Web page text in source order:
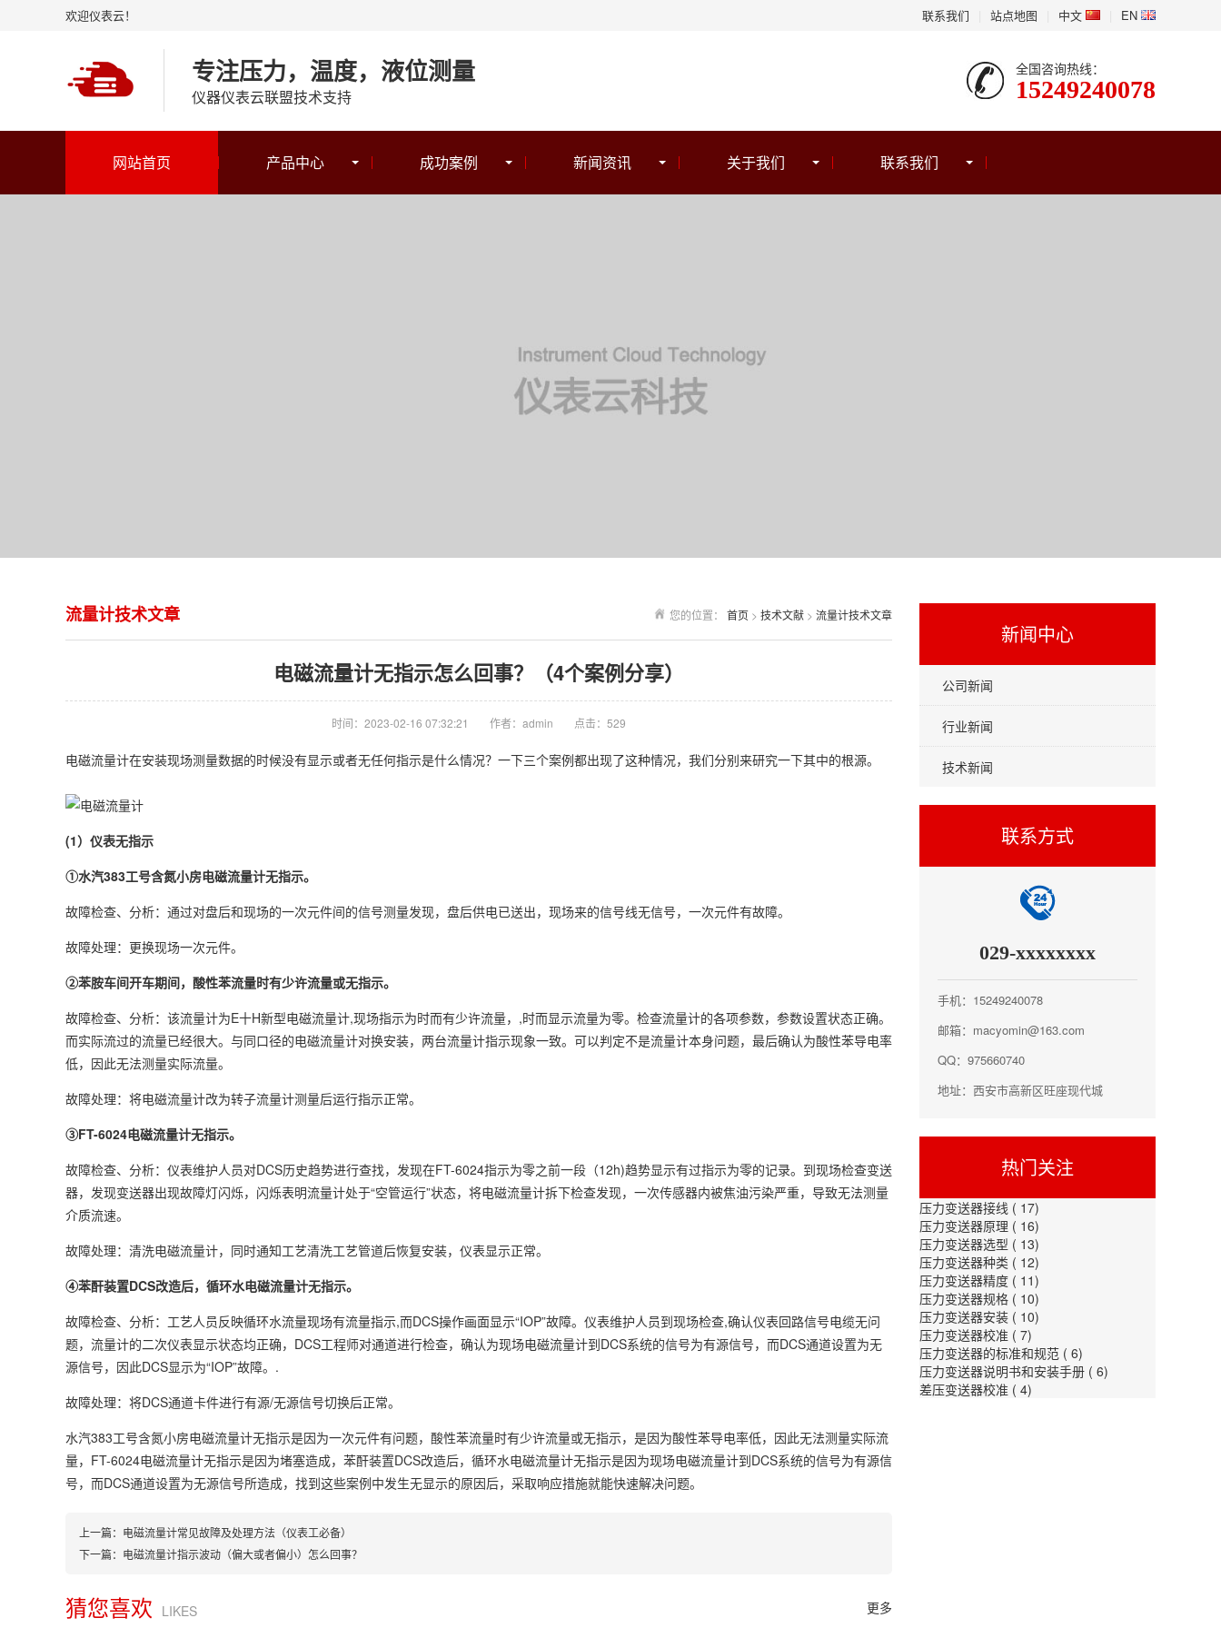
联系我们 站点地图 中文 EN
欢迎仪表云！
专注压力，温度，液位测量
仪器仪表云联盟技术支持
全国咨询热线：
15249240078
网站首页 产品中心 成功案例 新闻资讯 关于我们 联系我们
新闻中心
公司新闻
行业新闻
技术新闻
联系方式
029-xxxxxxxx
手机：15249240078
邮箱：macyomin@163.com
QQ：975660740
地址：西安市高新区旺座现代城
热门关注
压力变送器接线 ( 17)
压力变送器原理 ( 16)
压力变送器选型 ( 13)
压力变送器种类 ( 12)
压力变送器精度 ( 11)
压力变送器规格 ( 10)
压力变送器安装 ( 10)
压力变送器校准 ( 7)
压力变送器的标准和规范 ( 6)
压力变送器说明书和安装手册 ( 6)
差压变送器校准 ( 4)
您的位置： 首页 > 技术文献 > 流量计技术文章
流量计技术文章
电磁流量计无指示怎么回事？（4个案例分享）
时间：2023-02-16 07:32:21 作者：admin 点击： 529
电磁流量计在安装现场测量数据的时候没有显示或者无任何指示是什么情况？一下三个案例都出现了这种情况，我们分别来研究一下其中的根源。
(1）仪表无指示
①水汽383工号含氮小房电磁流量计无指示。
故障检查、分析：通过对盘后和现场的一次元件间的信号测量发现，盘后供电已送出，现场来的信号线无信号，一次元件有故障。
故障处理：更换现场一次元件。
②苯胺车间开车期间，酸性苯流量时有少许流量或无指示。
故障检查、分析：该流量计为E十H新型电磁流量计,现场指示为时而有少许流量，,时而显示流量为零。检查流量计的各项参数，参数设置状态正确。
而实际流过的流量已经很大。与同口径的电磁流量计对换安装，两台流量计指示现象一致。可以判定不是流量计本身问题，最后确认为酸性苯导电率
低，因此无法测量实际流量。
故障处理：将电磁流量计改为转子流量计测量后运行指示正常。
③FT-6024电磁流量计无指示。
故障检查、分析：仪表维护人员对DCS历史趋势进行查找，发现在FT-6024指示为零之前一段（12h)趋势显示有过指示为零的记录。到现场检查变送
器，发现变送器出现故障灯闪烁，闪烁表明流量计处于“空管运行”状态，将电磁流量计拆下检查发现，一次传感器内被焦油污染严重，导致无法测量
介质流速。
故障处理：清洗电磁流量计，同时通知工艺清洗工艺管道后恢复安装，仪表显示正常。
④苯酐装置DCS改造后，循环水电磁流量计无指示。
故障检查、分析：工艺人员反映循环水流量现场有流量指示,而DCS操作画面显示“IOP”故障。仪表维护人员到现场检查,确认仪表回路信号电缆无问
题，流量计的二次仪表显示状态均正确，DCS工程师对通道进行检查，确认为现场电磁流量计到DCS系统的信号为有源信号，而DCS通道设置为无
源信号，因此DCS显示为“IOP”故障。.
故障处理：将DCS通道卡件进行有源/无源信号切换后正常。
水汽383工号含氮小房电磁流量计无指示是因为一次元件有问题，酸性苯流量时有少许流量或无指示，是因为酸性苯导电率低，因此无法测量实际流
量，FT-6024电磁流量计无指示是因为堵塞造成，苯酐装置DCS改造后，循环水电磁流量计无指示是因为现场电磁流量计到DCS系统的信号为有源信
号，而DCS通道设置为无源信号所造成，找到这些案例中发生无显示的原因后，采取响应措施就能快速解决问题。
上一篇： 电磁流量计常见故障及处理方法（仪表工必备）
下一篇： 电磁流量计指示波动（偏大或者偏小）怎么回事？
更多
猜您喜欢 LIKES